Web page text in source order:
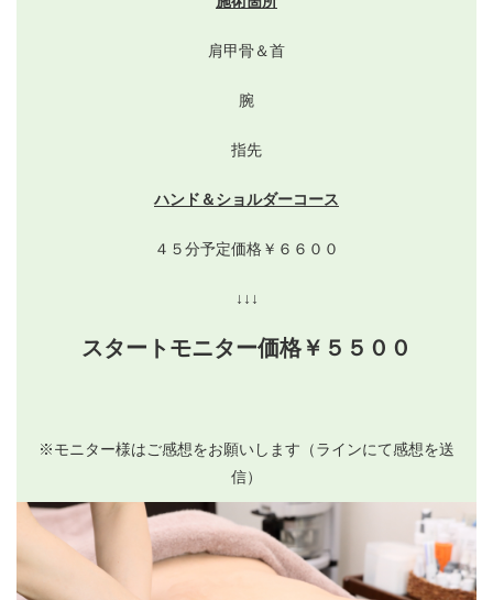
肩甲骨＆首
腕
指先
ハンド＆ショルダーコース
４５分予定価格￥６６００
↓↓↓
スタートモニター価格￥５５００
※モニター様はご感想をお願いします（ラインにて感想を送
信）